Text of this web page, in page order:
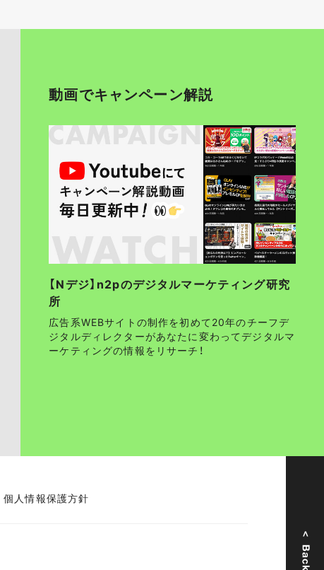
動画でキャンペーン解説
【Nデジ】n2pのデジタルマーケティング研究
所
広告系WEBサイトの制作を初めて20年のチーフデ
ジタルディレクターがあなたに変わってデジタルマ
ーケティングの情報をリサーチ！
個人情報保護方針